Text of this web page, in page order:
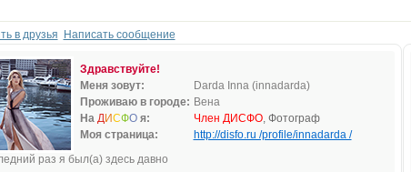
в друзья Написать сообщение
Здравствуйте!
Меня зовут:
Darda Inna (innadarda)
Проживаю в городе: Вена
На ДИСФОя: Член ДИСФО, Фотограф
Моя страница:
http://disfo.ru /profile/innadarda /
раз я был(а) здесь давно